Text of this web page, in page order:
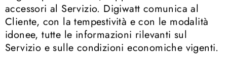
accessori al Servizio. Digiwatt comunica al
Cliente, con la tempestività e con le modalità
idonee, tutte le informazioni rilevanti sul
Servizio e sulle condizioni economiche vigenti.